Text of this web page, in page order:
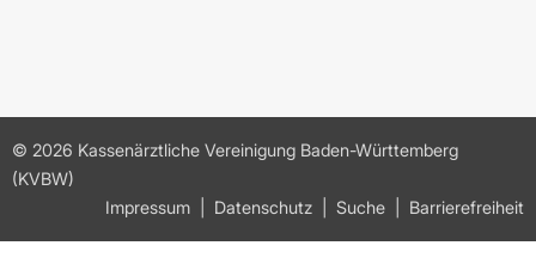
© 2026 Kassenärztliche Vereinigung Baden-Württemberg
(KVBW)
Impressum
Datenschutz Suche Barrierefreiheit